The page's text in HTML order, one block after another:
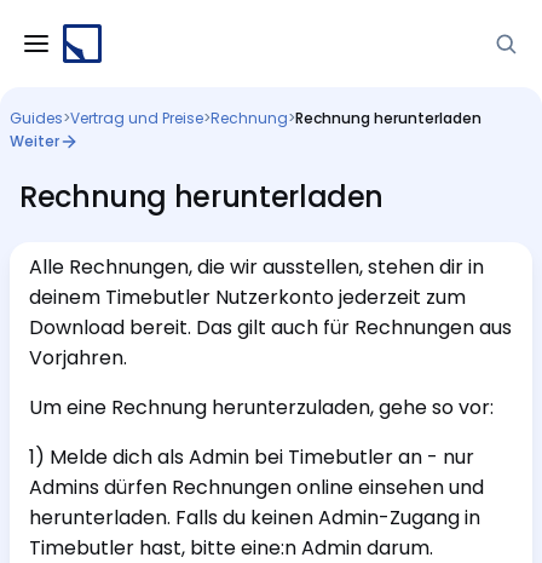
Guides>Vertrag und Preise>Rechnung>Rechnung herunterladen
Weiter
Rechnung herunterladen
Alle Rechnungen, die wir ausstellen, stehen dir in
deinem Timebutler Nutzerkonto jederzeit zum
Download bereit. Das gilt auch für Rechnungen aus
Vorjahren.
Um eine Rechnung herunterzuladen, gehe so vor:
1) Melde dich als Admin bei Timebutler an - nur
Admins dürfen Rechnungen online einsehen und
herunterladen. Falls du keinen Admin-Zugang in
Timebutler hast, bitte eine:n Admin darum.